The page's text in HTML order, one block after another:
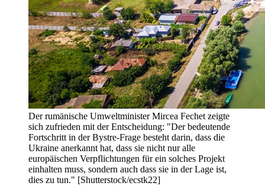
Der rumänische Umweltminister Mircea Fechet zeigte
sich zufrieden mit der Entscheidung: "Der bedeutende
Fortschritt in der Bystre-Frage besteht darin, dass die
Ukraine anerkannt hat, dass sie nicht nur alle
europäischen Verpflichtungen für ein solches Projekt
einhalten muss, sondern auch dass sie in der Lage ist,
dies zu tun." [Shutterstock/ecstk22]